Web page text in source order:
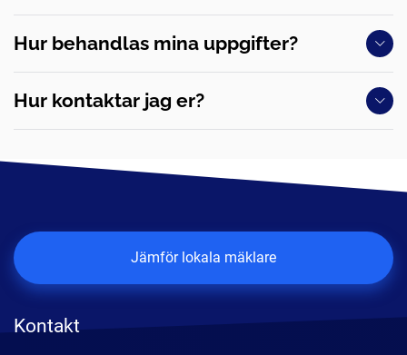
Hur behandlas mina uppgifter?
Hur kontaktar jag er?
Kontakt
Jämför lokala mäklare